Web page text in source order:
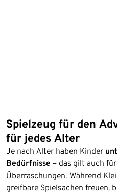
Spielzeug für den
für jedes Alter
Je nach Alter haben Kinder
Bedürfnisse – das gilt auch
Überraschungen. Während
greifbare Spielsachen freuen,